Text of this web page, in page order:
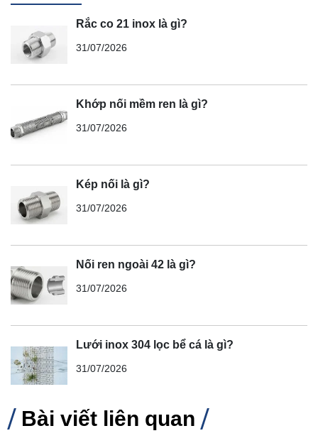
Rắc co 21 inox là gì?
31/07/2026
Khớp nối mềm ren là gì?
31/07/2026
Kép nối là gì?
31/07/2026
Nối ren ngoài 42 là gì?
31/07/2026
Lưới inox 304 lọc bể cá là gì?
31/07/2026
Bài viết liên quan